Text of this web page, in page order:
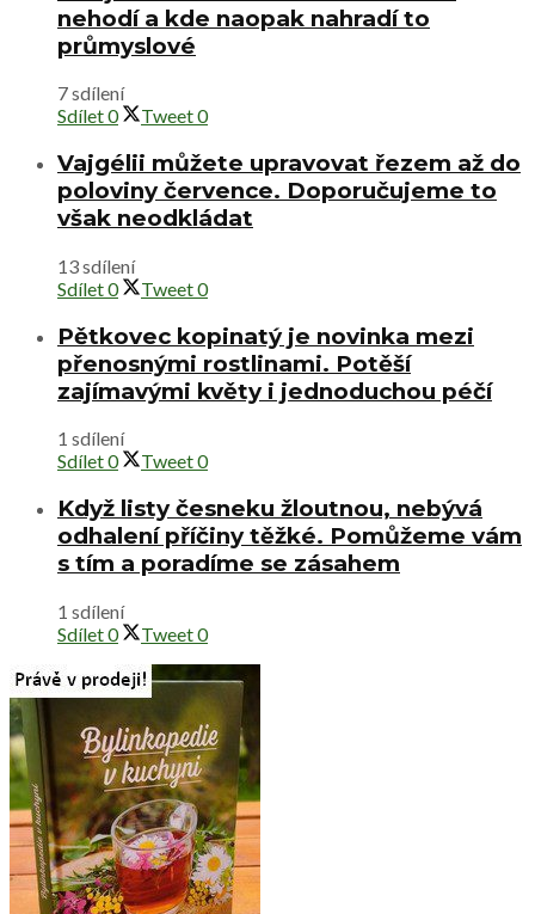
nehodí a kde naopak nahradí to
průmyslové
7 sdílení
Sdílet0 Tweet0
Vajgélii můžete upravovat řezem až do
poloviny července. Doporučujeme to
však neodkládat
13 sdílení
Sdílet0 Tweet0
Pětkovec kopinatý je novinka mezi
přenosnými rostlinami. Potěší
zajímavými květy i jednoduchou péčí
1 sdílení
Sdílet0 Tweet0
Když listy česneku žloutnou, nebývá
odhalení příčiny těžké. Pomůžeme vám
s tím a poradíme se zásahem
1 sdílení
Sdílet0 Tweet0